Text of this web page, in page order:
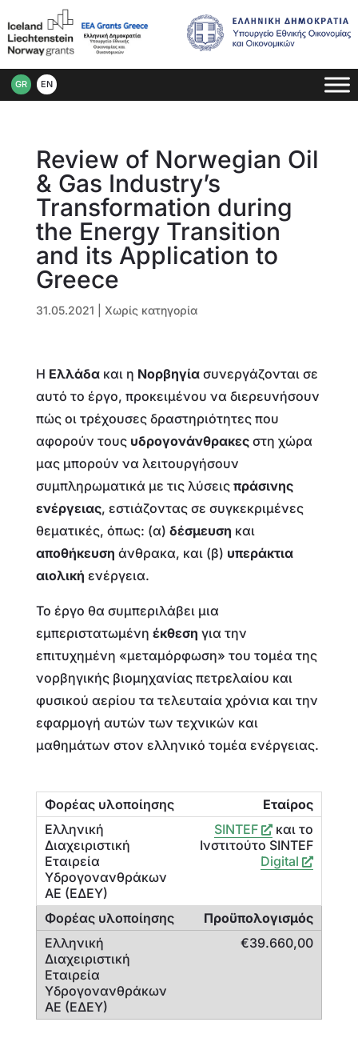
GR EN
Review of Norwegian Oil
& Gas Industry’s
Transformation during
the Energy Transition
and its Application to
Greece
31.05.2021 | Χωρίς κατηγορία
Η Ελλάδα και η Νορβηγία συνεργάζονται σε
αυτό το έργο, προκειμένου να διερευνήσουν
πώς οι τρέχουσες δραστηριότητες που
αφορούν τους υδρογονάνθρακες στη χώρα
μας μπορούν να λειτουργήσουν
συμπληρωματικά με τις λύσεις πράσινης
ενέργειας, εστιάζοντας σε συγκεκριμένες
θεματικές, όπως: (α) δέσμευση και
αποθήκευση άνθρακα, και (β) υπεράκτια
αιολική ενέργεια.
Το έργο θα συμπεριλάβει μια
εμπεριστατωμένη έκθεση για την
επιτυχημένη «μεταμόρφωση» του τομέα της
νορβηγικής βιομηχανίας πετρελαίου και
φυσικού αερίου τα τελευταία χρόνια και την
εφαρμογή αυτών των τεχνικών και
μαθημάτων στον ελληνικό τομέα ενέργειας.
Εταίρος
SINTEF
και το
Ινστιτούτο SINTEF
Digital
Προϋπολογισμός
€39.660,00